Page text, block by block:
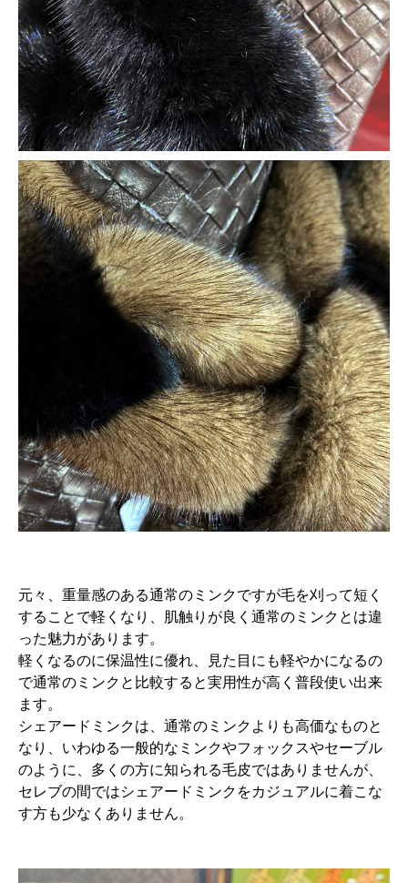
元々、重量感のある通常のミンクですが毛を刈って短く
することで軽くなり、肌触りが良く通常のミンクとは違
った魅力があります。
軽くなるのに保温性に優れ、見た目にも軽やかになるの
で通常のミンクと比較すると実用性が高く普段使い出来
ます。
シェアードミンクは、通常のミンクよりも高価なものと
なり、いわゆる一般的なミンクやフォックスやセーブル
のように、多くの方に知られる毛皮ではありませんが、
セレブの間ではシェアードミンクをカジュアルに着こな
す方も少なくありません。